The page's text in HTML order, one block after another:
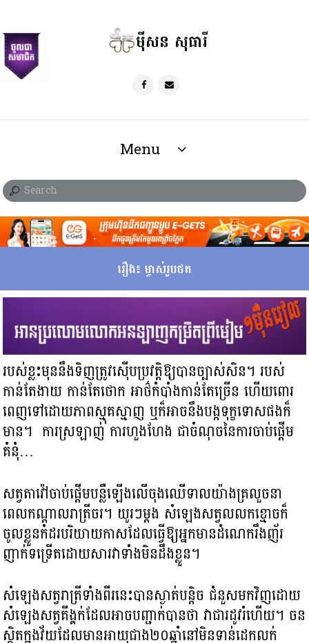
ម៉ីសន សុធារី
Menu
រឿង៖ ម្ចាស់រូបថត
របស់ខ្លះមុននឹងទិញត្រូវស៊ើបប្រវត្តិឱ្យបានច្បាស់សិន។ របស់
កាន់តែងាយ កាន់តែថោក អាថ៌កំបាំងកាន់តែច្រើន ហើយពោរ
ពេញទៅដោយភាពស្មុគស្មាញ ឬក៏អាចនឹងបង្កទុក្ខទោសផងក៏
មាន។ ការស្រឡាញ់ ការហួងហែង ជាចំណុចនៃការចាប់ផ្តើម
គំនុំ…
សត្វតាវ៉ៅចាប់ផ្តើមបន្លឺឡើងលើចុងឈើទាលយ៉ាងគ្រលួចនា
ពេលកណ្តាលរាត្រីចរ។ យូរៗម្តង សំឡេងសត្វលលកខ្មោចក៏
ចូលខ្លួនកំដរបរិយាយកាសដែលធ្វើឱ្យអ្នកមានដំណេករឹងញ័រ
ញាក់ទទ្រើតដោយសារវាទាំងមិនដឹងខ្លួន។
សំឡេងសត្វរាត្រីទាំងពីរនេះបានស្ងាត់បន្តិច ជំនួសមកវិញដោយ
សំឡេងសត្វគីង្គក់ដែលអាចបញ្ជាក់បានថា វាជារដូវរំហើយ។ ចន
ស្ថិតក្នុងវ័យដែលមានអាយុជាង២០ឆ្នាំនៅមិនទាន់ដេកលក់